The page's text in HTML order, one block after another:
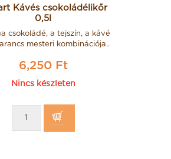
Kávés csokoládélikőr
0,5l
csokoládé, a tejszín, a kávé
mesteri kombinációja..
6,250 Ft
Nincs készleten